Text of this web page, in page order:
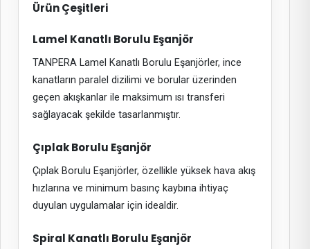
Ürün Çeşitleri
Lamel Kanatlı Borulu Eşanjör
TANPERA Lamel Kanatlı Borulu Eşanjörler, ince
kanatların paralel dizilimi ve borular üzerinden
geçen akışkanlar ile maksimum ısı transferi
sağlayacak şekilde tasarlanmıştır.
Çıplak Borulu Eşanjör
Çıplak Borulu Eşanjörler, özellikle yüksek hava akış
hızlarına ve minimum basınç kaybına ihtiyaç
duyulan uygulamalar için idealdir.
Spiral Kanatlı Borulu Eşanjör